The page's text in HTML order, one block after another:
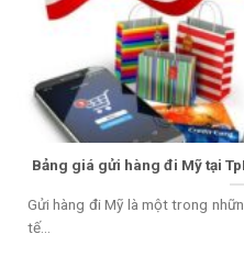
Bảng giá gửi hàng đi Mỹ tại
Gửi hàng đi Mỹ là một trong
tế...